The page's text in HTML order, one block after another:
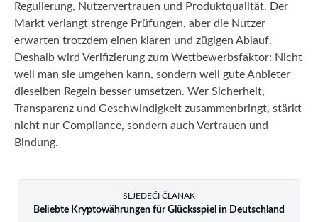
Regulierung, Nutzervertrauen und Produktqualität. Der
Markt verlangt strenge Prüfungen, aber die Nutzer
erwarten trotzdem einen klaren und zügigen Ablauf.
Deshalb wird Verifizierung zum Wettbewerbsfaktor: Nicht
weil man sie umgehen kann, sondern weil gute Anbieter
dieselben Regeln besser umsetzen. Wer Sicherheit,
Transparenz und Geschwindigkeit zusammenbringt, stärkt
nicht nur Compliance, sondern auch Vertrauen und
Bindung.
SLJEDEĆI ČLANAK
Beliebte Kryptowährungen für Glücksspiel in Deutschland